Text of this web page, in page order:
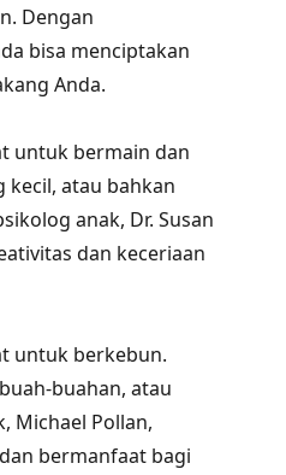
Dengan
bisa menciptakan
Anda.
untuk bermain dan
kecil, atau bahkan
anak, Dr. Susan
dan keceriaan
untuk berkebun.
buahan, atau
Michael Pollan,
bermanfaat bagi